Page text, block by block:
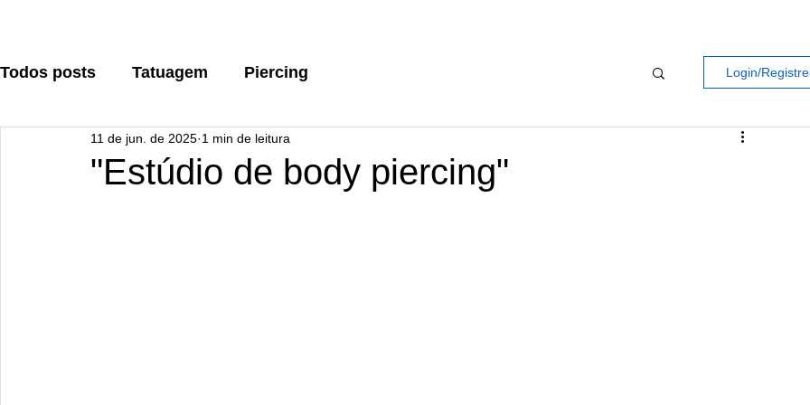
Todos posts Tatuagem Piercing Login/
"Estúdio de body piercing"
11 de jun. de 2025 1 min de leitura